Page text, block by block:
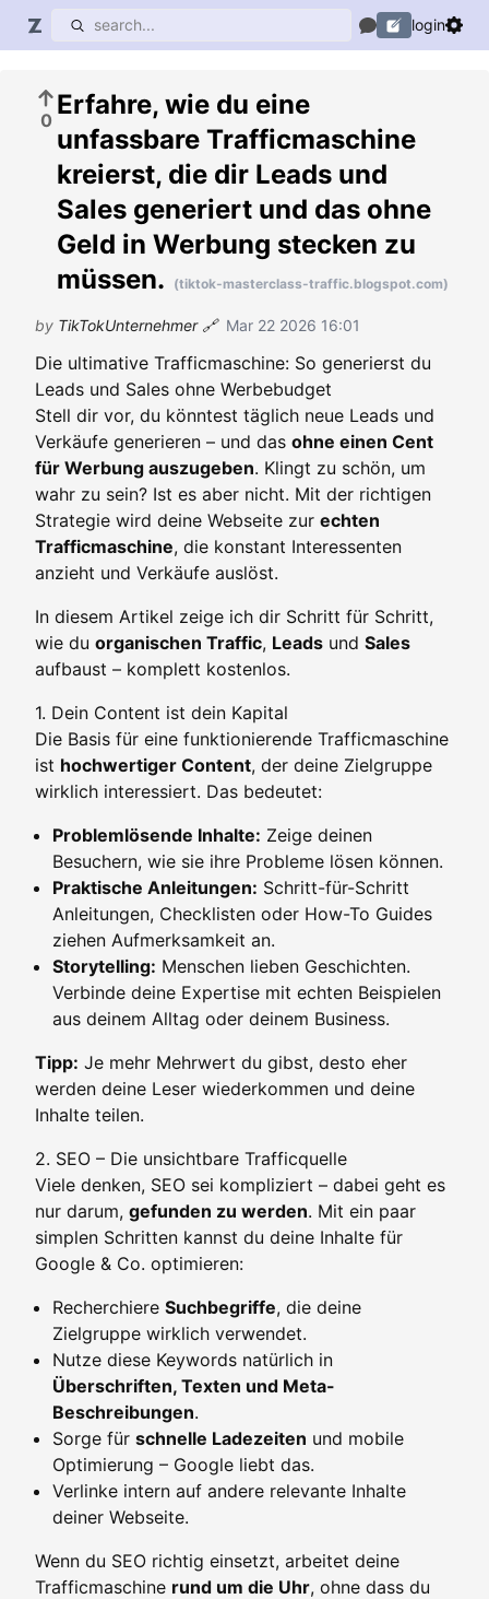
login
0 Erfahre, wie du eine
unfassbare Trafficmaschine
kreierst, die dir Leads und
Sales generiert und das ohne
Geld in Werbung stecken zu
müssen.
(tiktok-masterclass-traffic.blogspot.com)
by TikTokUnternehmer 🔗 Mar 22 2026 16:01
Die ultimative Trafficmaschine: So generierst du
Leads und Sales ohne Werbebudget
Stell dir vor, du könntest täglich neue Leads und
Verkäufe generieren – und das ohne einen Cent
für Werbung auszugeben. Klingt zu schön, um
wahr zu sein? Ist es aber nicht. Mit der richtigen
Strategie wird deine Webseite zur echten
Trafficmaschine, die konstant Interessenten
anzieht und Verkäufe auslöst.
In diesem Artikel zeige ich dir Schritt für Schritt,
wie du organischen Traffic, Leads und Sales
aufbaust – komplett kostenlos.
1. Dein Content ist dein Kapital
Die Basis für eine funktionierende Trafficmaschine
ist hochwertiger Content, der deine Zielgruppe
wirklich interessiert. Das bedeutet:
Problemlösende Inhalte: Zeige deinen
Besuchern, wie sie ihre Probleme lösen können.
Praktische Anleitungen: Schritt-für-Schritt
Anleitungen, Checklisten oder How-To Guides
ziehen Aufmerksamkeit an.
Storytelling: Menschen lieben Geschichten.
Verbinde deine Expertise mit echten Beispielen
aus deinem Alltag oder deinem Business.
Tipp: Je mehr Mehrwert du gibst, desto eher
werden deine Leser wiederkommen und deine
Inhalte teilen.
2. SEO – Die unsichtbare Trafficquelle
Viele denken, SEO sei kompliziert – dabei geht es
nur darum, gefunden zu werden. Mit ein paar
simplen Schritten kannst du deine Inhalte für
Google & Co. optimieren:
Recherchiere Suchbegriffe, die deine
Zielgruppe wirklich verwendet.
Nutze diese Keywords natürlich in
Überschriften, Texten und Meta-
Beschreibungen.
Sorge für schnelle Ladezeiten und mobile
Optimierung – Google liebt das.
Verlinke intern auf andere relevante Inhalte
deiner Webseite.
Wenn du SEO richtig einsetzt, arbeitet deine
Trafficmaschine rund um die Uhr, ohne dass du